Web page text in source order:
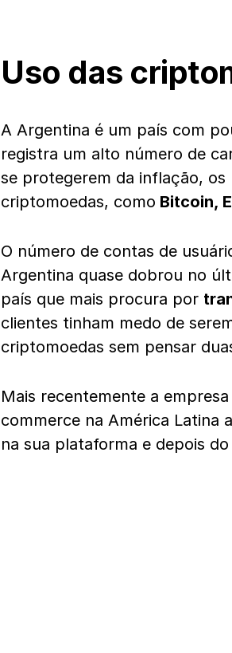
Uso das
A Argentina é um país com
registra um alto número de
se protegerem da inflação,
criptomoedas, como Bitcoin,
O número de contas de
Argentina quase dobrou no
país que mais procura por
clientes tinham medo de
criptomoedas sem pensar
Mais recentemente a
commerce na América Latina
na sua plataforma e depois